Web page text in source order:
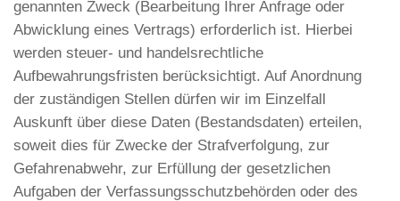
genannten Zweck (Bearbeitung Ihrer Anfrage oder
Abwicklung eines Vertrags) erforderlich ist. Hierbei
werden steuer- und handelsrechtliche
Aufbewahrungsfristen berücksichtigt. Auf Anordnung
der zuständigen Stellen dürfen wir im Einzelfall
Auskunft über diese Daten (Bestandsdaten) erteilen,
soweit dies für Zwecke der Strafverfolgung, zur
Gefahrenabwehr, zur Erfüllung der gesetzlichen
Aufgaben der Verfassungsschutzbehörden oder des